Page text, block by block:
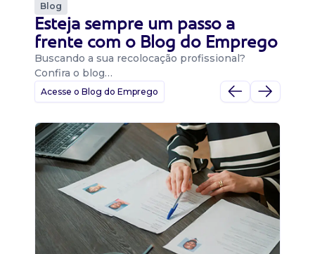
Blog
Esteja sempre um passo a
frente com o Blog do Emprego
Buscando a sua recolocação profissional?
Confira o blog…
Acesse o Blog do Emprego